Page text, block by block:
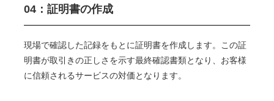
04：証明書の作成
現場で確認した記録をもとに証明書を作成します。この証
明書が取引きの正しさを示す最終確認書類となり、お客様
に信頼されるサービスの対価となります。